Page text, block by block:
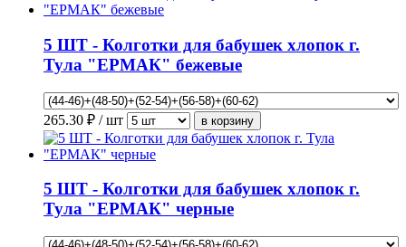
5 ШТ - Колготки для бабушек хлопок г.
Тула "ЕРМАК" бежевые
265.30 ₽ / шт
5 ШТ - Колготки для бабушек хлопок г.
Тула "ЕРМАК" черные